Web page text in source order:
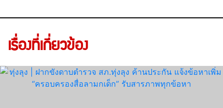
เรื่องที่เกี่ยวข้อง